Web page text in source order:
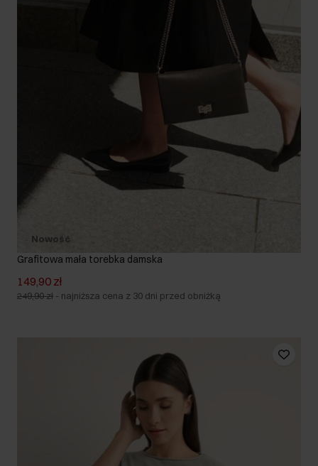
Nowość
Grafitowa mała torebka damska
149,90 zł
249,90 zł - najniższa cena z 30 dni przed obniżką